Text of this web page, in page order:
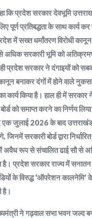
कि प्रदेश सरकार देवभूमि
पूर्ण प्रतिबद्धता के साथ कार्य
में सख्त धर्मांतरण विरोधी कानून
सरकारी भूमि को
प्रदेश सरकार ने दंगाइयों को
बनाकर दंगों में होने वाले
कार्य किया है। हाल ही में
को समाप्त करने का निर्णय
एक जुलाई 2026 के बाद
जिनमें सरकारी बोर्ड द्वारा
अवैध रूप से संचालित ढाई सौ से
है। प्रदेश सरकार राज्य में
के विरुद्ध ‘ऑपरेशन कालनेमि’
है।
ने गढ़वाल सभा भवन जल्द